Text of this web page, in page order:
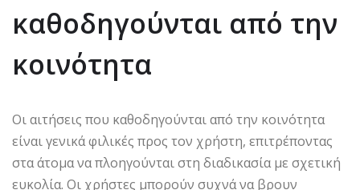
καθοδηγούνται από την
κοινότητα
Οι αιτήσεις που καθοδηγούνται από την κοινότητα
είναι γενικά φιλικές προς τον χρήστη, επιτρέποντας
στα άτομα να πλοηγούνται στη διαδικασία με σχετική
ευκολία. Οι χρήστες μπορούν συχνά να βρουν